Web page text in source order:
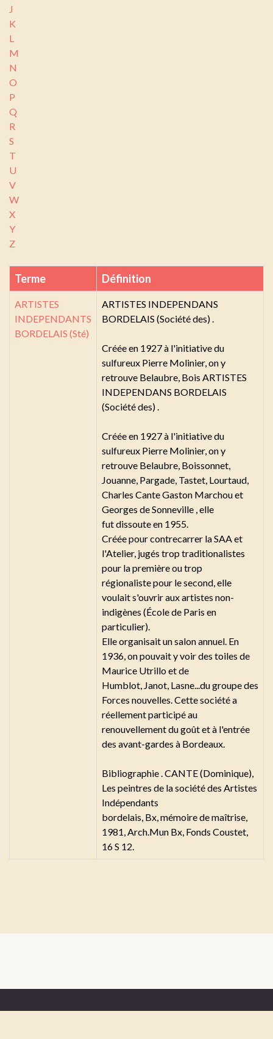
J
K
L
M
N
O
P
Q
R
S
T
U
V
W
X
Y
Z
Terme Définition
ARTISTES
INDEPENDANTS
BORDELAIS (Sté)
ARTISTES INDEPENDANS
BORDELAIS (Société des) .
Créée en 1927 à l'initiative du
sulfureux Pierre Molinier, on y
retrouve Belaubre, Bois ARTISTES
INDEPENDANS BORDELAIS
(Société des) .
Créée en 1927 à l'initiative du
sulfureux Pierre Molinier, on y
retrouve Belaubre, Boissonnet,
Jouanne, Pargade, Tastet, Lourtaud,
Charles Cante Gaston Marchou et
Georges de Sonneville , elle
fut dissoute en 1955.
Créée pour contrecarrer la SAA et
l'Atelier, jugés trop traditionalistes
pour la première ou trop
régionaliste pour le second, elle
voulait s'ouvrir aux artistes non-
indigènes (École de Paris en
particulier).
Elle organisait un salon annuel. En
1936, on pouvait y voir des toiles de
Maurice Utrillo et de
Humblot, Janot, Lasne...du groupe des
Forces nouvelles. Cette société a
réellement participé au
renouvellement du goût et à l'entrée
des avant-gardes à Bordeaux.
Bibliographie . CANTE (Dominique),
Les peintres de la société des Artistes
Indépendants
bordelais, Bx, mémoire de maîtrise,
1981, Arch.Mun Bx, Fonds Coustet,
16 S 12.